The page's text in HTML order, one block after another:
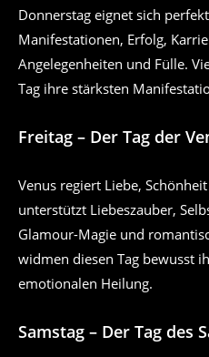
Donnerstag eignet sich
Manifestationen, Erfolg,
Angelegenheiten und Fülle.
Tag ihre stärksten
Freitag – Der Tag der
Venus regiert Liebe,
unterstützt Liebeszauber,
Glamour-Magie und
widmen diesen Tag bewusst
emotionalen Heilung.
Samstag – Der Tag des